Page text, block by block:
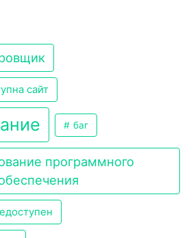
сайт
баг
программного